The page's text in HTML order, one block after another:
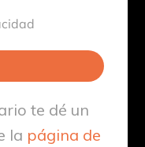
te dé un
la página de